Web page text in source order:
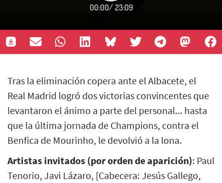
00:00/ 23:09
Tras la eliminación copera ante el Albacete, el
Real Madrid logró dos victorias convincentes que
levantaron el ánimo a parte del personal... hasta
que la última jornada de Champions, contra el
Benfica de Mourinho, le devolvió a la lona.
Artistas invitados (por orden de aparición): Paul
Tenorio, Javi Lázaro, [Cabecera: Jesús Gallego,